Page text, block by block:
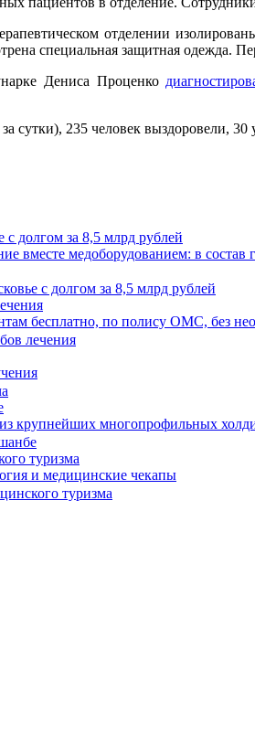
отделении
специальная защитная
Дениса Проценко
сутки), 235 человек выздоровели,
долгом за 8,5 млрд рублей
вместе медоборудованием: в
бесплатно, по полису ОМС, без
крупнейших многопрофильных
туризма
и медицинские чекапы